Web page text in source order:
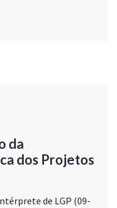
da
dos Projetos
de LGP (09-